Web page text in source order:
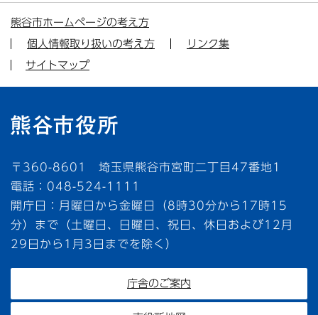
熊谷市ホームページの考え方
個人情報取り扱いの考え方
リンク集
サイトマップ
〒360-8601 埼玉県熊谷市宮町二丁目47番地1
電話：048-524-1111
開庁日：月曜日から金曜日（8時30分から17時15
分）まで（土曜日、日曜日、祝日、休日および12月
29日から1月3日までを除く）
庁舎のご案内